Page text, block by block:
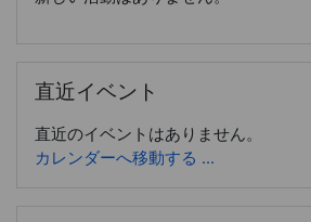
直近イベント
直近のイベントはありません。
カレンダーへ移動する ...